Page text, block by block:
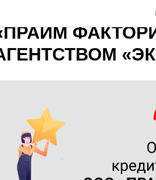
ОБЪЯВЛЕН